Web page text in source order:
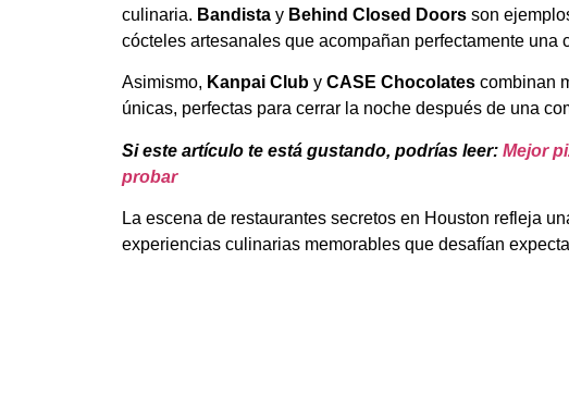
culinaria. Bandista y Behind Closed Doors son
cócteles artesanales que acompañan perfectamente una
Asimismo, Kanpai Club y CASE Chocolates combinan
únicas, perfectas para cerrar la noche después de una
Si este artículo te está gustando, podrías leer: Mejor
probar
La escena de restaurantes secretos en Houston refleja
experiencias culinarias memorables que desafían